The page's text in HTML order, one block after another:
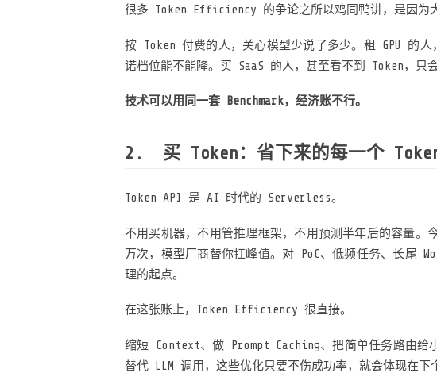
很多 Token Efficiency 的争论之所以鸡同鸭讲，是因为大
按 Token 付费的人，关心模型少说了多少。租 GPU 的
诺档位能不能降。买 SaaS 的人，甚至看不到 Token，只
技术可以用同一套 Benchmark，经济账不行。
买 Token：省下来的每一个
Token API 是 AI 时代的 Serverless。
不用买机器，不用管推理框架，不用预测半年后的容量
万次，模型厂商替你扛峰值。对 PoC、低频任务、长尾
理的起点。
在这张账上，Token Efficiency 很直接。
缩短 Context、做 Prompt Caching、把简单任务路由给
替代 LLM 调用，这些优化只要不伤成功率，就会体现在下